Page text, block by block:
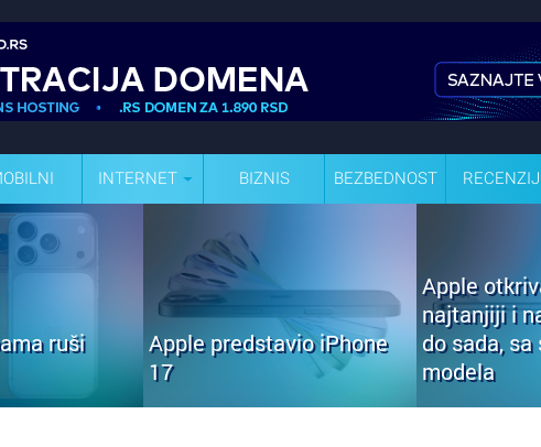
INTERNET BIZNIS BEZBEDNOST
ruši
Apple predstavio iPhone
17
Apple
najtanjiji i
do sada,
modela